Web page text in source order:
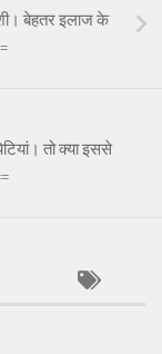
बेहतर इलाज के
तो क्या इससे